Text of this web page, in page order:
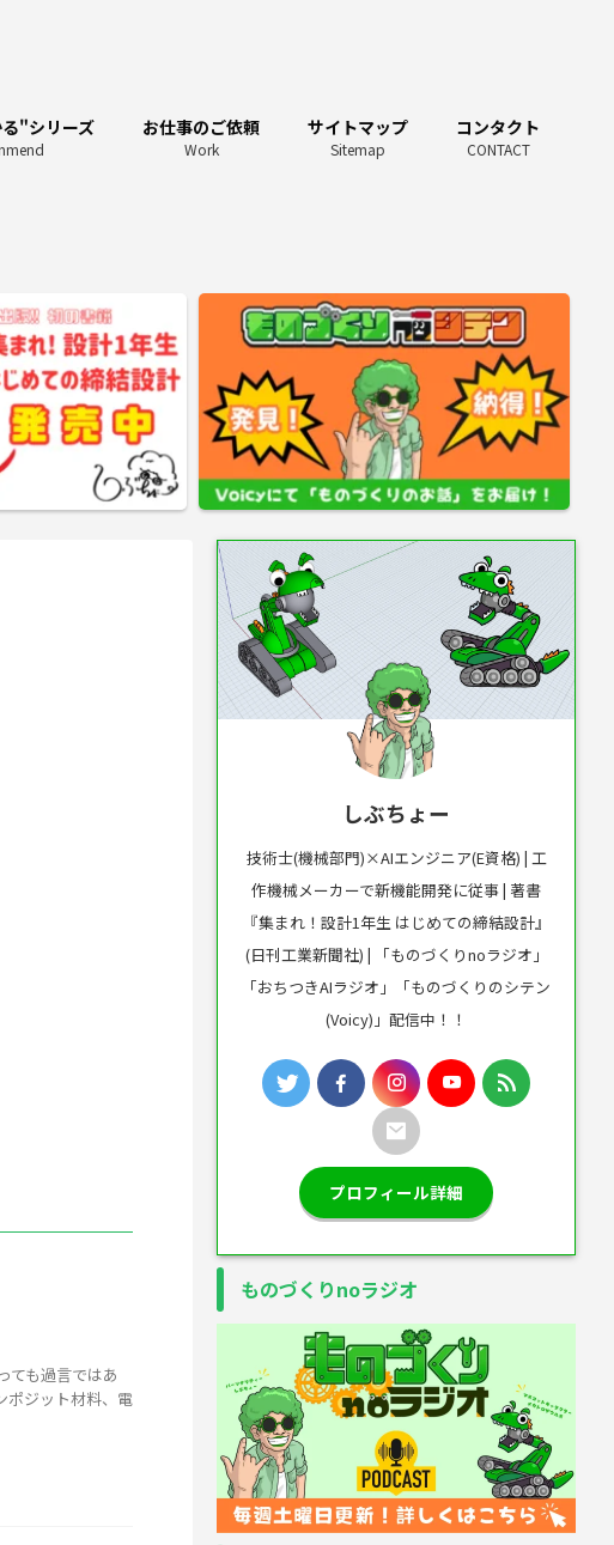
"シリーズ お仕事のご依頼
Work
サイトマップ
Sitemap
コンタクト
CONTACT
ても過言ではあ
ポジット材料、電
しぶちょー
技術士(機械部門)×AIエンジニア(E資格) | 工
作機械メーカーで新機能開発に従事 | 著書
『集まれ！設計1年生 はじめての締結設計』
(日刊工業新聞社) | 「ものづくりnoラジオ」
「おちつきAIラジオ」「ものづくりのシテン
(Voicy)」配信中！！
プロフィール詳細
ものづくりnoラジオ